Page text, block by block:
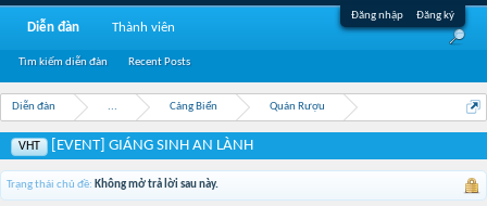
Đăng nhập Đăng ký
Diễn đàn ... Cảng Biển Quán Rượu
VHT [EVENT] GIÁNG SINH AN LÀNH
Trạng thái chủ đề: Không mở trả lời sau này.
Diễn đàn
Tìm kiếm diễn đàn Recent Posts
Thành viên